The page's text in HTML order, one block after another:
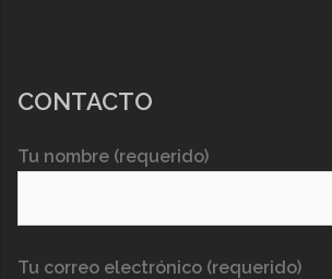
CONTACTO
Tu nombre (requerido)
Tu correo electrónico (requerido)